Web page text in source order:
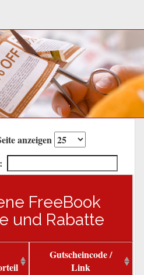
anzeigen
FreeBook
und Rabatte
Gutscheincode /
Link